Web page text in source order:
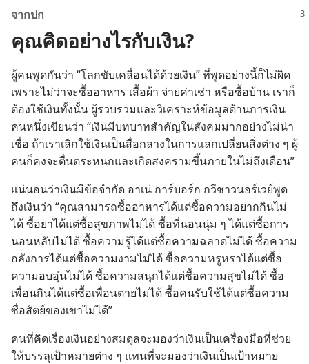
จากปก
คุณคิดอย่างไรกับเงิน?
ผู้คนพูดกันว่า “โลกขับเคลื่อนได้ด้วยเงิน” ที่พูดอย่างนี้ก็ไม่ผิด
เพราะไม่ว่าจะซื้ออาหาร เสื้อผ้า จ่ายค่าเช่า หรือซื้อบ้าน เราก็
ต้องใช้เงินทั้งนั้น ผู้รวบรวมและวิเคราะห์ข้อมูลด้านการเงิน
คนหนึ่งเขียนว่า “เงินมีบทบาทสำคัญในสังคมมากอย่างไม่น่า
เชื่อ ถ้าเราเลิกใช้เงินเป็นสื่อกลางในการแลกเปลี่ยนสิ่งต่าง ๆ ผู้
คนก็คงจะตื่นตระหนกและเกิดสงครามขึ้นภายในไม่ถึงเดือน”
แน่นอนว่าเงินมีข้อจำกัด อาเน่ การ์บอร์ก กวีชาวนอร์เวย์พูด
ถึงเงินว่า “คุณสามารถซื้ออาหารได้แต่ซื้อความอยากกินไม่
ได้ ซื้อยาได้แต่ซื้อสุขภาพไม่ได้ ซื้อที่นอนนุ่ม ๆ ได้แต่ซื้อการ
นอนหลับไม่ได้ ซื้อความรู้ได้แต่ซื้อความฉลาดไม่ได้ ซื้อความ
อลังการได้แต่ซื้อความงามไม่ได้ ซื้อความหรูหราได้แต่ซื้อ
ความอบอุ่นไม่ได้ ซื้อความสนุกได้แต่ซื้อความสุขไม่ได้ ซื้อ
เพื่อนกินได้แต่ซื้อเพื่อนตายไม่ได้ ซื้อคนรับใช้ได้แต่ซื้อความ
ซื่อสัตย์ของเขาไม่ได้”
คนที่คิดเรื่องเงินอย่างสมดุลจะมองว่าเงินเป็นเครื่องมือที่ช่วย
ให้บรรลุเป้าหมายต่าง ๆ แทนที่จะมองว่าเงินเป็นเป้าหมาย